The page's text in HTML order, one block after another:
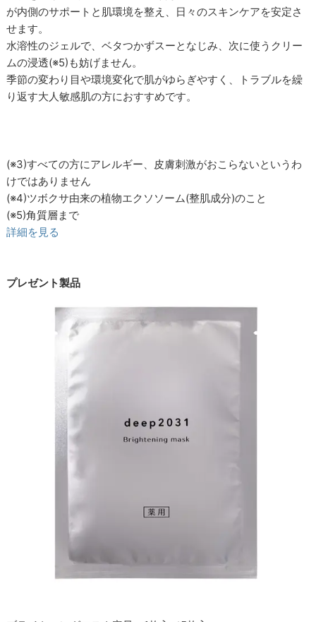
が内側のサポートと肌環境を整え、日々のスキンケアを安定さ
せます。
水溶性のジェルで、ベタつかずスーとなじみ、次に使うクリー
ムの浸透(※5)も妨げません。
季節の変わり目や環境変化で肌がゆらぎやすく、トラブルを繰
り返す大人敏感肌の方におすすめです。
(※3)すべての方にアレルギー、皮膚刺激がおこらないというわ
けではありません
(※4)ツボクサ由来の植物エクソソーム(整肌成分)のこと
(※5)角質層まで
詳細を見る
プレゼント製品